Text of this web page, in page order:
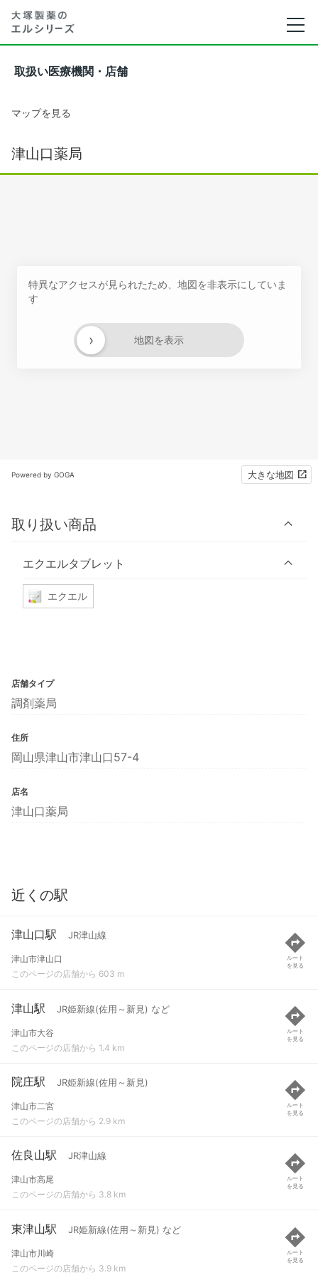
取扱い医療機関・店舗
マップを見る
津山口薬局
特異なアクセスが見られたため、地図を非表示にしていま
す
地図を表示
›
Powered by GOGA 大きな地図
取り扱い商品
エクエルタブレット
エクエル
店舗タイプ
調剤薬局
住所
岡山県津山市津山口57-4
店名
津山口薬局
近くの駅
津山口駅 JR津山線
津山市津山口
このページの店舗から 603 m
ルート
を見る
津山駅 JR姫新線(佐用～新見) など
津山市大谷
このページの店舗から 1.4 km
ルート
を見る
院庄駅 JR姫新線(佐用～新見)
津山市二宮
このページの店舗から 2.9 km
ルート
を見る
佐良山駅 JR津山線
津山市高尾
このページの店舗から 3.8 km
ルート
を見る
東津山駅 JR姫新線(佐用～新見) など
津山市川崎
このページの店舗から 3.9 km
ルート
を見る